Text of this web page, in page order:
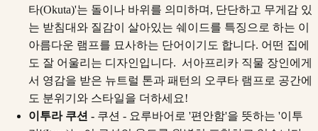
타(Okuta)'는 돌이나 바위를 의미하며, 단단하고 무게감 있
는 받침대와 질감이 살아있는 쉐이드를 특징으로 하는 이
아름다운 램프를 묘사하는 단어이기도 합니다. 어떤 집에
도 잘 어울리는 디자인입니다. 서아프리카 직물 장인에게
서 영감을 받은 뉴트럴 톤과 패턴의 오쿠타 램프로 공간에
도 분위기와 스타일을 더하세요!
이투라 쿠션 - 쿠션 - 요루바어로 '편안함'을 뜻하는 '이투